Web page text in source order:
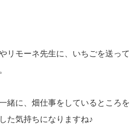
リモーネ先生に、いちごを送って
緒に、畑仕事をしているところを
た気持ちになりますね♪